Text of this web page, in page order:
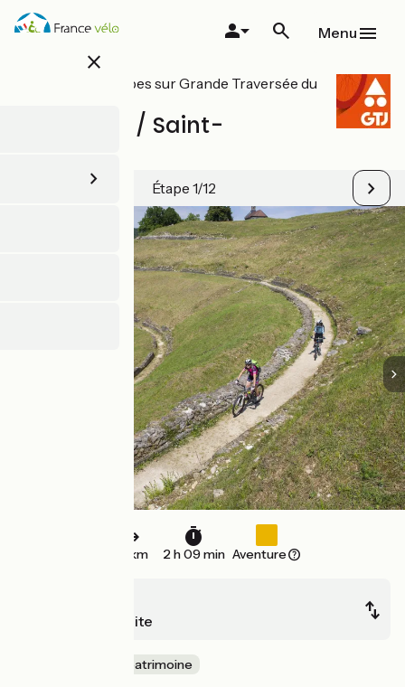
Aller
au
close
Menu
Toutes les étapes sur Grande Traversée du
Mandeure / Saint-
Étape 1/12
32 km 2 h 09 min Aventure
Saint-Hyppolite
Nature & petit patrimoine